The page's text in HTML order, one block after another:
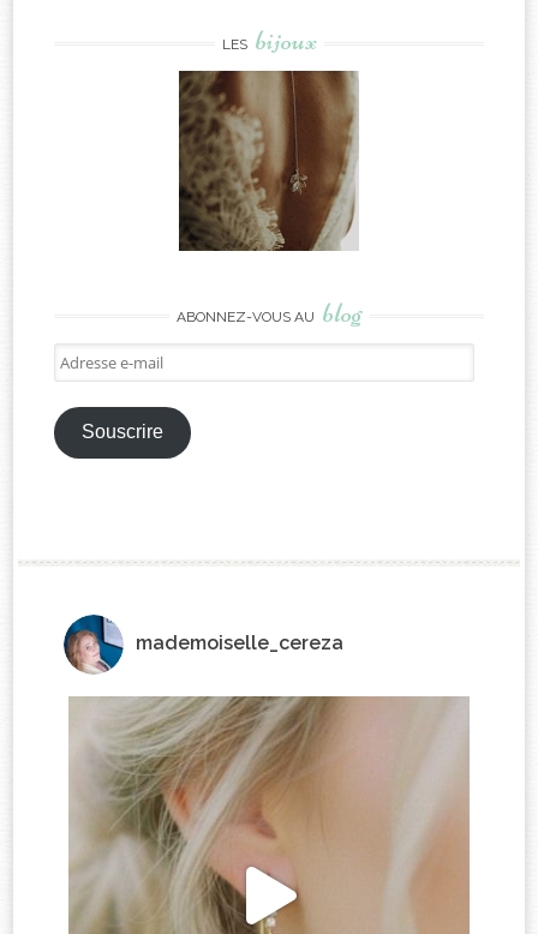
LES bijoux
ABONNEZ-VOUS AU blog
Adresse
e-
mail
Souscrire
mademoiselle_cereza